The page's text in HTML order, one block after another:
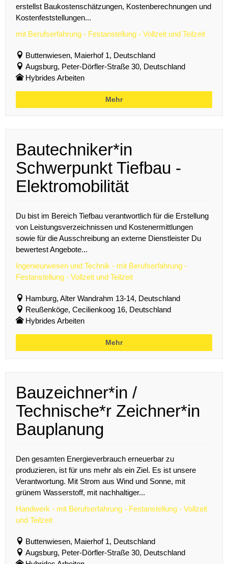
erstellst Baukostenschätzungen, Kostenberechnungen und
Kostenfeststellungen...
mit Berufserfahrung - Festanstellung - Vollzeit und Teilzeit
Buttenwiesen, Maierhof 1, Deutschland
Augsburg, Peter-Dörfler-Straße 30, Deutschland
Hybrides Arbeiten
Mehr
Bautechniker*in
Schwerpunkt Tiefbau -
Elektromobilität
Du bist im Bereich Tiefbau verantwortlich für die Erstellung
von Leistungsverzeichnissen und Kostenermittlungen
sowie für die Ausschreibung an externe Dienstleister Du
bewertest Angebote...
Ingenieurwesen und Technik - mit Berufserfahrung -
Festanstellung - Vollzeit und Teilzeit
Hamburg, Alter Wandrahm 13-14, Deutschland
Reußenköge, Cecilienkoog 16, Deutschland
Hybrides Arbeiten
Mehr
Bauzeichner*in /
Technische*r Zeichner*in
Bauplanung
Den gesamten Energieverbrauch erneuerbar zu
produzieren, ist für uns mehr als ein Ziel. Es ist unsere
Verantwortung. Mit Strom aus Wind und Sonne, mit
grünem Wasserstoff, mit nachhaltiger...
Handwerk - mit Berufserfahrung - Festanstellung - Vollzeit
und Teilzeit
Buttenwiesen, Maierhof 1, Deutschland
Augsburg, Peter-Dörfler-Straße 30, Deutschland